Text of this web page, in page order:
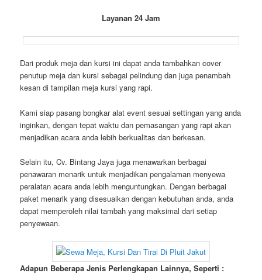
Layanan 24 Jam
Dari produk meja dan kursi ini dapat anda tambahkan cover
penutup meja dan kursi sebagai pelindung dan juga penambah
kesan di tampilan meja kursi yang rapi.
Kami siap pasang bongkar alat event sesuai settingan yang anda
inginkan, dengan tepat waktu dan pemasangan yang rapi akan
menjadikan acara anda lebih berkualitas dan berkesan.
Selain itu, Cv. Bintang Jaya juga menawarkan berbagai
penawaran menarik untuk menjadikan pengalaman menyewa
peralatan acara anda lebih menguntungkan. Dengan berbagai
paket menarik yang disesuaikan dengan kebutuhan anda, anda
dapat memperoleh nilai tambah yang maksimal dari setiap
penyewaan.
Adapun Beberapa Jenis Perlengkapan Lainnya, Seperti :